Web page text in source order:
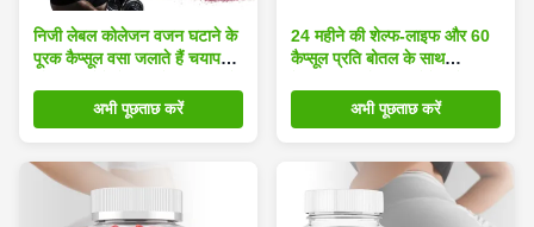
निजी लेबल कोलेजन वजन घटाने के
पूरक कैप्सूल वसा जलाते हैं चयापचय
हैं तेजी से परिणाम देते हैं
अभी पूछताछ करें
24 महीने की शेल्फ-लाइफ और 60
कैप्सूल प्रति बोतल के साथ
जीएलपी-1 वजन घटाने वाले कैप्सूल
अभी पूछताछ करें